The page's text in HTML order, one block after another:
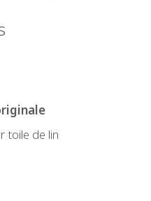
toile de lin